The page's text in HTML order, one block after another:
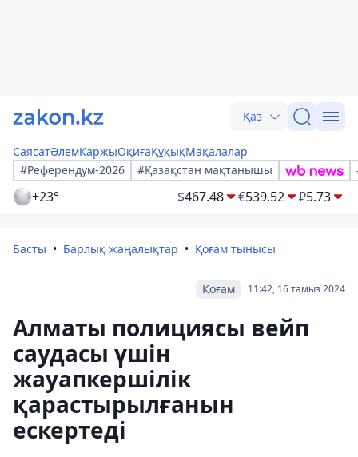
Қаз
СаясатӘлемҚаржыОқиғаҚұқықМақалалар
#Референдум-2026
#Қазақстан мақтанышы
+23° $467.48 €539.52 ₽5.73
Басты Барлық жаңалықтар Қоғам тынысы
11:42, 16 тамыз 2024
Қоғам
Алматы полициясы вейп
саудасы үшін
жауапкершілік
қарастырылғанын
ескертеді